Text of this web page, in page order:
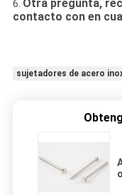
6. Otra pregunta,
contacto con en
sujetadores de acero